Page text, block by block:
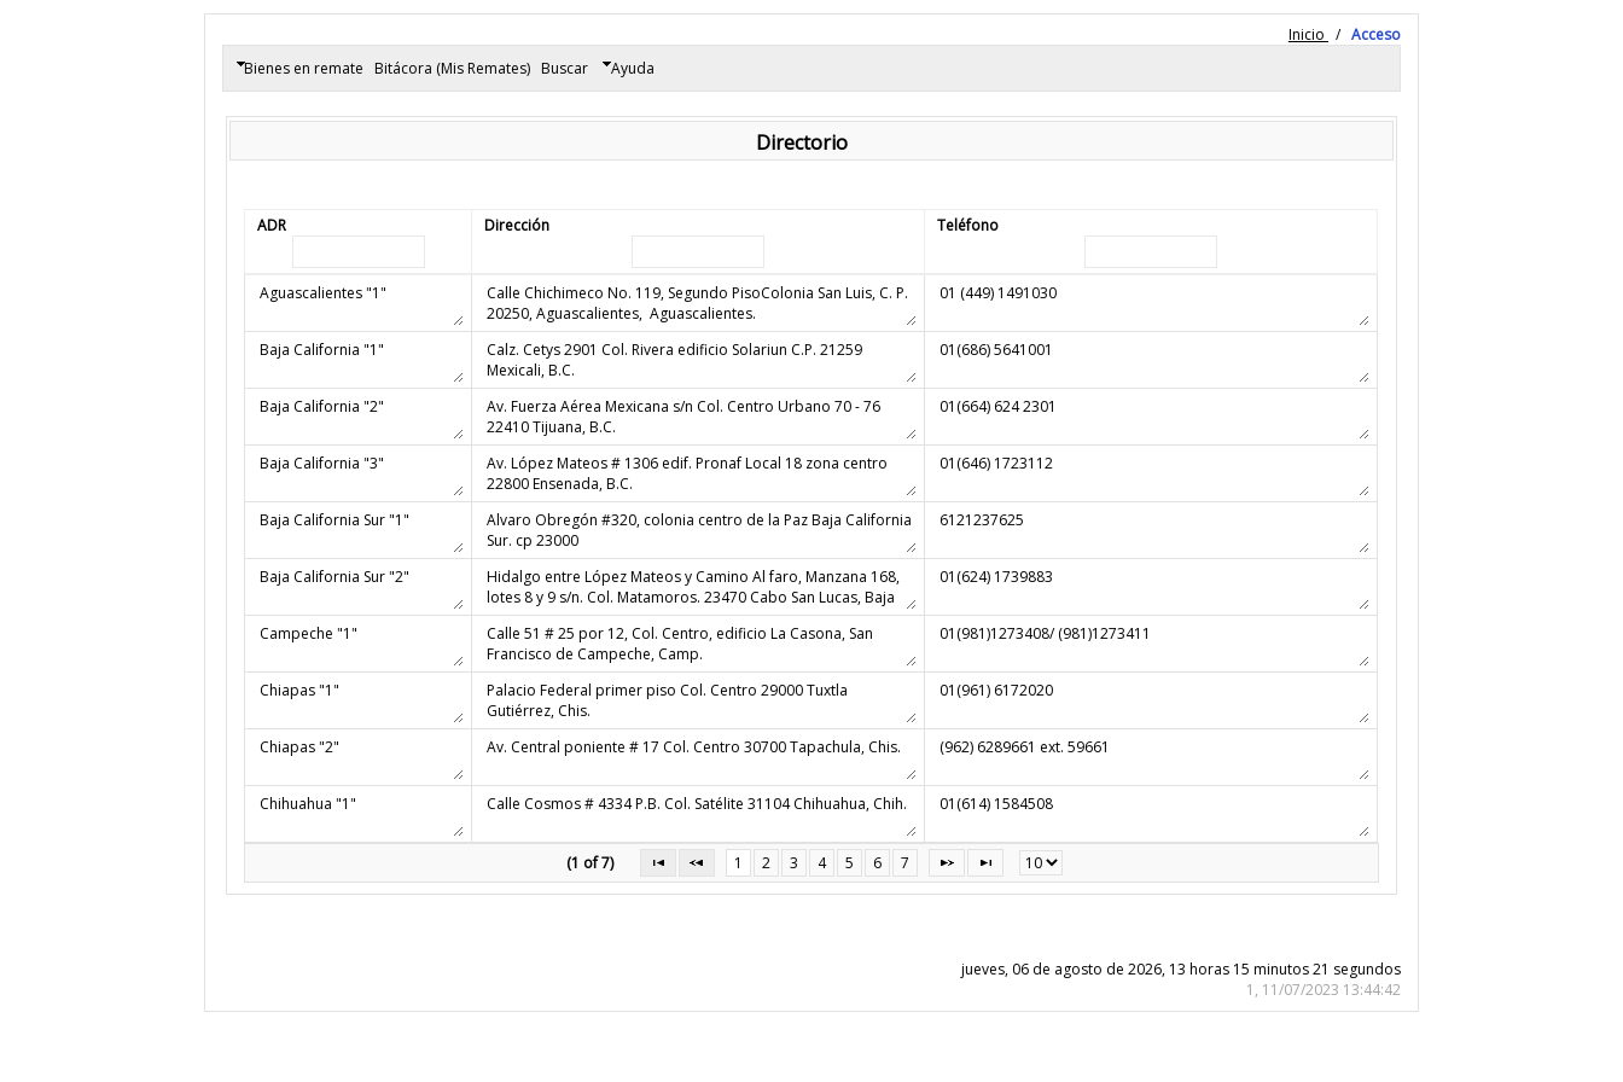
Inicio / Acceso
Bienes en remate
Bitácora (Mis Remates) Buscar Ayuda
Directorio
ADR Dirección Teléfono
(1 of 7) 1 2 3 4 5 6 7
jueves, 06 de agosto de 2026, 13 horas 15 minutos 21 segundos
1, 11/07/2023 13:44:42